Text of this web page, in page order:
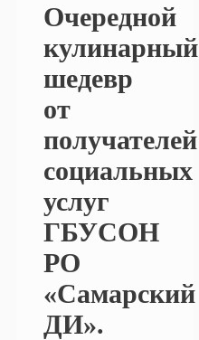
Очередной
кулинарный
шедевр
от
получателей
социальных
услуг
ГБУСОН
РО
«Самарский
ДИ».